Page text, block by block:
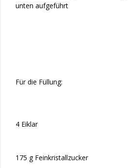
unten aufgeführt
Für die Füllung:
4 Eiklar
175 g Feinkristallzucker